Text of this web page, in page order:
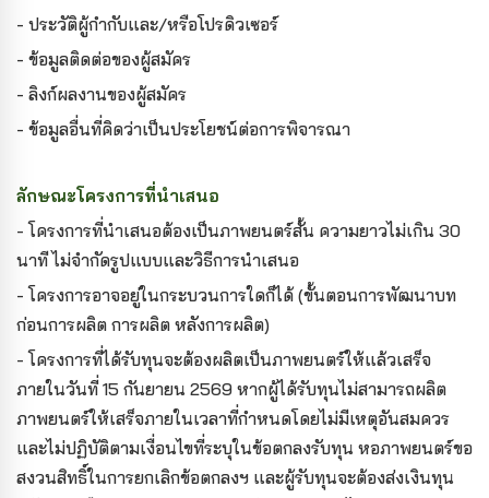
- ประวัติผู้กำกับและ/หรือโปรดิวเซอร์
- ข้อมูลติดต่อของผู้สมัคร
- ลิงก์ผลงานของผู้สมัคร
- ข้อมูลอื่นที่คิดว่าเป็นประโยชน์ต่อการพิจารณา
ลักษณะโครงการที่นำเสนอ
- โครงการที่นำเสนอต้องเป็นภาพยนตร์สั้น ความยาวไม่เกิน 30
นาที ไม่จำกัดรูปแบบและวิธีการนำเสนอ
- โครงการอาจอยู่ในกระบวนการใดก็ได้ (ขั้นตอนการพัฒนาบท
ก่อนการผลิต การผลิต หลังการผลิต)
- โครงการที่ได้รับทุนจะต้องผลิตเป็นภาพยนตร์ให้แล้วเสร็จ
ภายในวันที่ 15 กันยายน 2569 หากผู้ได้รับทุนไม่สามารถผลิต
ภาพยนตร์ให้เสร็จภายในเวลาที่กำหนดโดยไม่มีเหตุอันสมควร
และไม่ปฏิบัติตามเงื่อนไขที่ระบุในข้อตกลงรับทุน หอภาพยนตร์ขอ
สงวนสิทธิ์ในการยกเลิกข้อตกลงฯ และผู้รับทุนจะต้องส่งเงินทุน